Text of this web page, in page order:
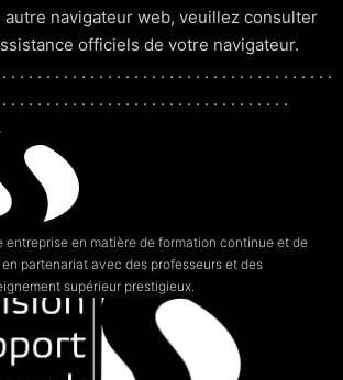
autre navigateur web, veuillez consulter
officiels de votre navigateur.
. . . . . . . . . . . . . . . . . . . . . . . . . . . . . . . . . . . . .
. . . . . . . . . . . . . . . . . . . . . . . . . . . . . . . .
entreprise en matière de formation continue et de
partenariat avec des professeurs et des
supérieur prestigieux.